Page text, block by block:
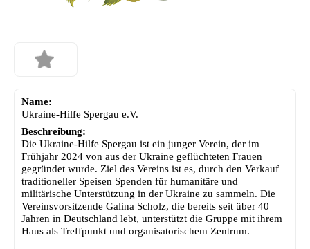
Name:
Ukraine-Hilfe Spergau e.V.
Beschreibung:
Die Ukraine-Hilfe Spergau ist ein junger Verein, der im
Frühjahr 2024 von aus der Ukraine geflüchteten Frauen
gegründet wurde. Ziel des Vereins ist es, durch den Verkauf
traditioneller Speisen Spenden für humanitäre und
militärische Unterstützung in der Ukraine zu sammeln. Die
Vereinsvorsitzende Galina Scholz, die bereits seit über 40
Jahren in Deutschland lebt, unterstützt die Gruppe mit ihrem
Haus als Treffpunkt und organisatorischem Zentrum.